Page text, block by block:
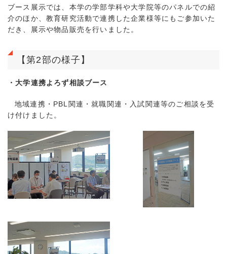
ブース展示では、本学の学部学科や大学院等のパネルでの紹
介のほか、教育研究活動で連携した企業様等にもご参加いた
だき、展示や物品販売を行いました。
【第2部の様子】
・大学連携よろず相談ブース
地域連携・PBL関連・就職関連・入試関連等のご相談を受
け付けました。